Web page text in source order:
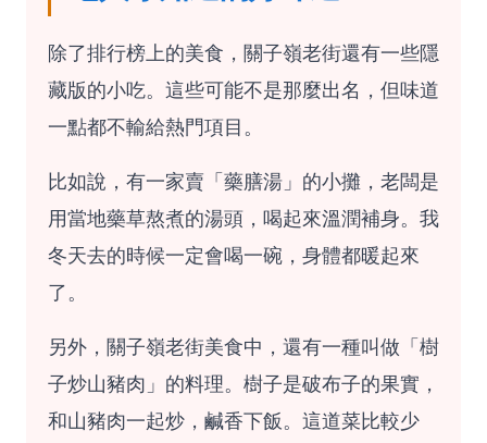
除了排行榜上的美食，關子嶺老街還有一些隱
藏版的小吃。這些可能不是那麼出名，但味道
一點都不輸給熱門項目。
比如說，有一家賣「藥膳湯」的小攤，老闆是
用當地藥草熬煮的湯頭，喝起來溫潤補身。我
冬天去的時候一定會喝一碗，身體都暖起來
了。
另外，關子嶺老街美食中，還有一種叫做「樹
子炒山豬肉」的料理。樹子是破布子的果實，
和山豬肉一起炒，鹹香下飯。這道菜比較少